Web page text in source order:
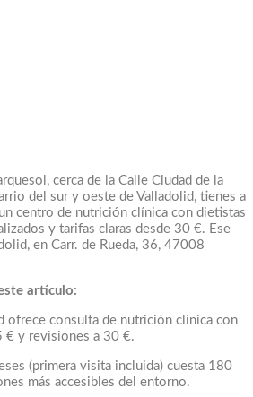
cerca de la Calle Ciudad de la
del sur y oeste de Valladolid, tienes a
centro de nutrición clínica con dietistas
y tarifas claras desde 30 €. Ese
en Carr. de Rueda, 36, 47008
artículo:
ofrece consulta de nutrición clínica con
€ y revisiones a 30 €.
(primera visita incluida) cuesta 180
más accesibles del entorno.